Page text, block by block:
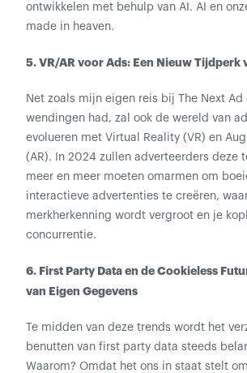
ontwikkelen met behulp van AI. AI en
made in heaven.
5. VR/AR voor Ads: Een Nieuw Tijdperk
Net zoals mijn eigen reis bij The Next Ad
wendingen had, zal ook de wereld van
evolueren met Virtual Reality (VR) en
(AR). In 2024 zullen adverteerders deze
meer en meer moeten omarmen om
interactieve advertenties te creëren,
merkherkenning wordt vergroot en je
concurrentie.
6. First Party Data en de Cookieless
van Eigen Gegevens
Te midden van deze trends wordt het
benutten van first party data steeds
Waarom? Omdat het ons in staat stelt